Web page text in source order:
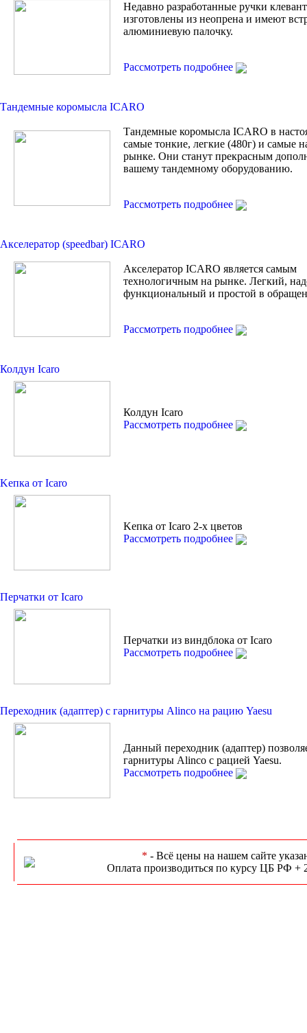
Недавно разработанные ручки
изготовлены из неопрена и имеют
алюминиевую палочку.
Рассмотреть подробнее
Тандемные коромысла ICARO
Тандемные коромысла ICARO в
самые тонкие, легкие (480г) и самые
рынке. Они станут прекрасным
вашему тандемному оборудованию.
Рассмотреть подробнее
Акселератор (speedbar) ICARO
Акселератор ICARO является самым
технологичным на рынке. Легкий,
функциональный и простой в
Рассмотреть подробнее
Колдун Icaro
Колдун Icaro
Рассмотреть подробнее
Kепкa от Icaro
Kепкa от Icaro 2-х цветов
Рассмотреть подробнее
Перчатки от Icaro
Перчатки из виндблока от Icaro
Рассмотреть подробнее
Переходник (адаптер) с гарнитуры Alinco на рацию Yaesu
Данный переходник (адаптер)
гарнитуры Alinco с рацией Yaesu.
Рассмотреть подробнее
* - Всё цены на нашем сайте
Оплата производиться по курсу ЦБ РФ +